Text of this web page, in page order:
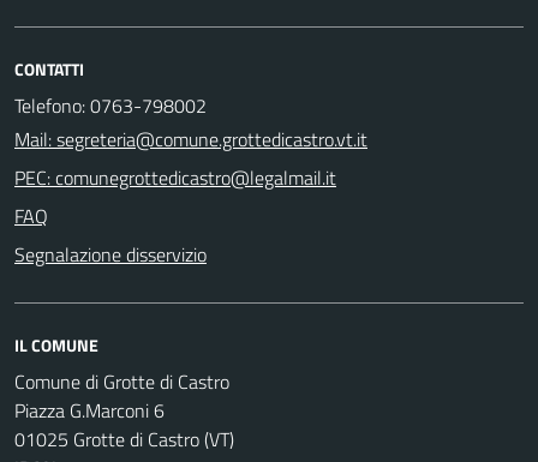
CONTATTI
Telefono: 0763-798002
Mail: segreteria@comune.grottedicastro.vt.it
PEC: comunegrottedicastro@legalmail.it
FAQ
Segnalazione disservizio
IL COMUNE
Comune di Grotte di Castro
Piazza G.Marconi 6
01025 Grotte di Castro (VT)